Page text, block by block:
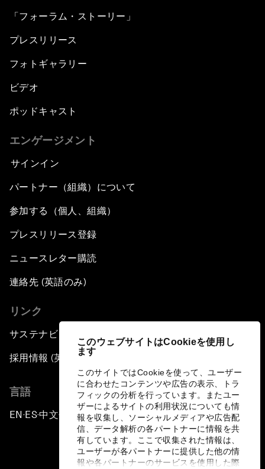
このウェブサイトはCookieを使用し
ます
このサイトではCookieを使って、ユーザー
に合わせたコンテンツや広告の表示、トラ
フィックの分析を行っています。またユー
ザーによるサイトの利用状況についても情
報を収集し、ソーシャルメディアや広告配
信、データ解析の各パートナーに情報を共
有しています。ここで収集された情報は、
ユーザーが各パートナーに提供した他の情
報や各パートナーのサービスを使用した際
「フォーラム・ストーリー」
プレスリリース
フォトギャラリー
ビデオ
ポッドキャスト
エンゲージメント
サインイン
パートナー（組織）について
参加する（個人、組織）
プレスリリース登録
ニュースレター購読
連絡先 (英語のみ)
リンク
サステナビリティへの取り組み
採用情報 (英語のみ)
言語
EN ▪ES▪中文▪ 日本語